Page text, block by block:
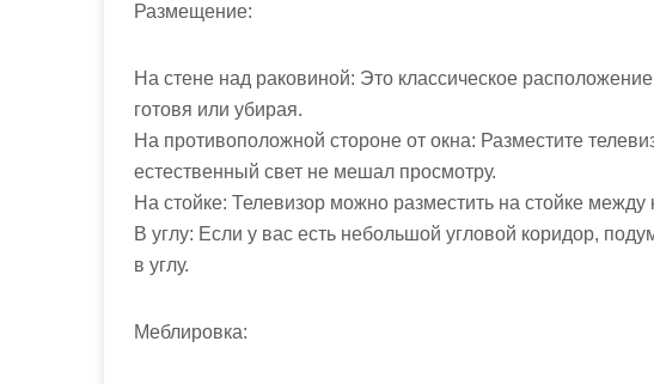
Размещение:
На стене над раковиной: Это классическое
готовя или убирая.
На противоположной стороне от окна: Разместите
естественный свет не мешал просмотру.
На стойке: Телевизор можно разместить на стойке между
В углу: Если у вас есть небольшой угловой коридор,
в углу.
Меблировка: